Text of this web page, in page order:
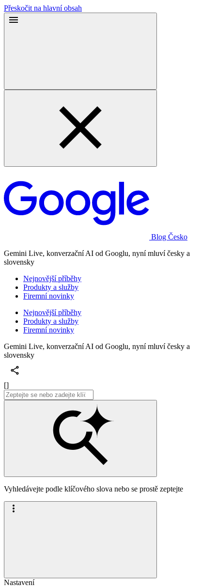
Přeskočit na hlavní obsah
Blog Česko
Gemini Live, konverzační AI od Googlu, nyní mluví česky a
slovensky
Nejnovější příběhy
Produkty a služby
Firemní novinky
Nejnovější příběhy
Produkty a služby
Firemní novinky
Gemini Live, konverzační AI od Googlu, nyní mluví česky a
slovensky
[]
Vyhledávejte podle klíčového slova nebo se prostě zeptejte
Nastavení